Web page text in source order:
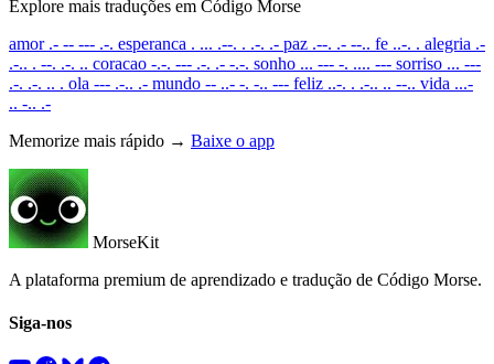
Explore mais traduções em Código Morse
amor .- -- --- .-. esperanca . ... .--. . .-. .- paz .--. .- --.. fe ..-. . alegria .-
.-.. . --. .-. .. coracao -.-. --- .-. .- -.-. sonho ... --- -. .... --- sorriso ... ---
.-. .-. .. . ola --- .-.. .- mundo -- ..- -. -.. --- feliz ..-. . .-.. .. --.. vida ...-
.. -.. .-
Memorize mais rápido → Baixe o app
MorseKit
A plataforma premium de aprendizado e tradução de Código Morse.
Siga-nos